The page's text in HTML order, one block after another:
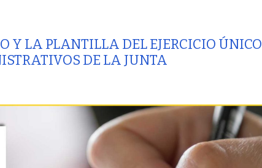
Y LA PLANTILLA DEL EJERCICIO ÚNICO
DE LA JUNTA